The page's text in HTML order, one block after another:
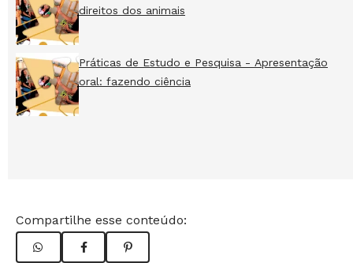
Compartilhe esse conteúdo:
direitos dos animais
Práticas de Estudo e Pesquisa - Apresentação
oral: fazendo ciência